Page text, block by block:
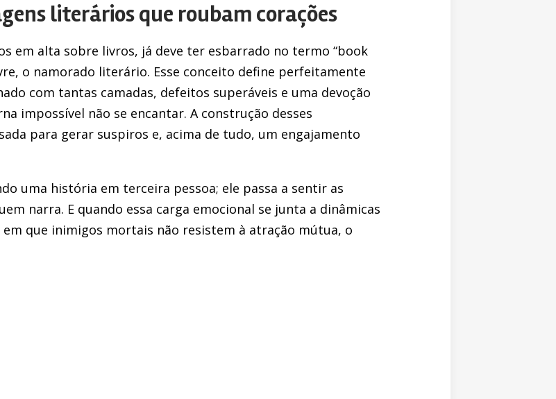
literários que roubam corações
em alta sobre livros, já deve ter esbarrado no termo “book
o namorado literário. Esse conceito define perfeitamente
com tantas camadas, defeitos superáveis e uma devoção
impossível não se encantar. A construção desses
para gerar suspiros e, acima de tudo, um engajamento
uma história em terceira pessoa; ele passa a sentir as
narra. E quando essa carga emocional se junta a dinâmicas
que inimigos mortais não resistem à atração mútua, o